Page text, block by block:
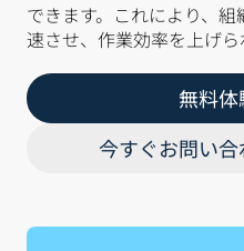
できます。これにより、
速させ、作業効率を上げら
無料
今すぐお問い合